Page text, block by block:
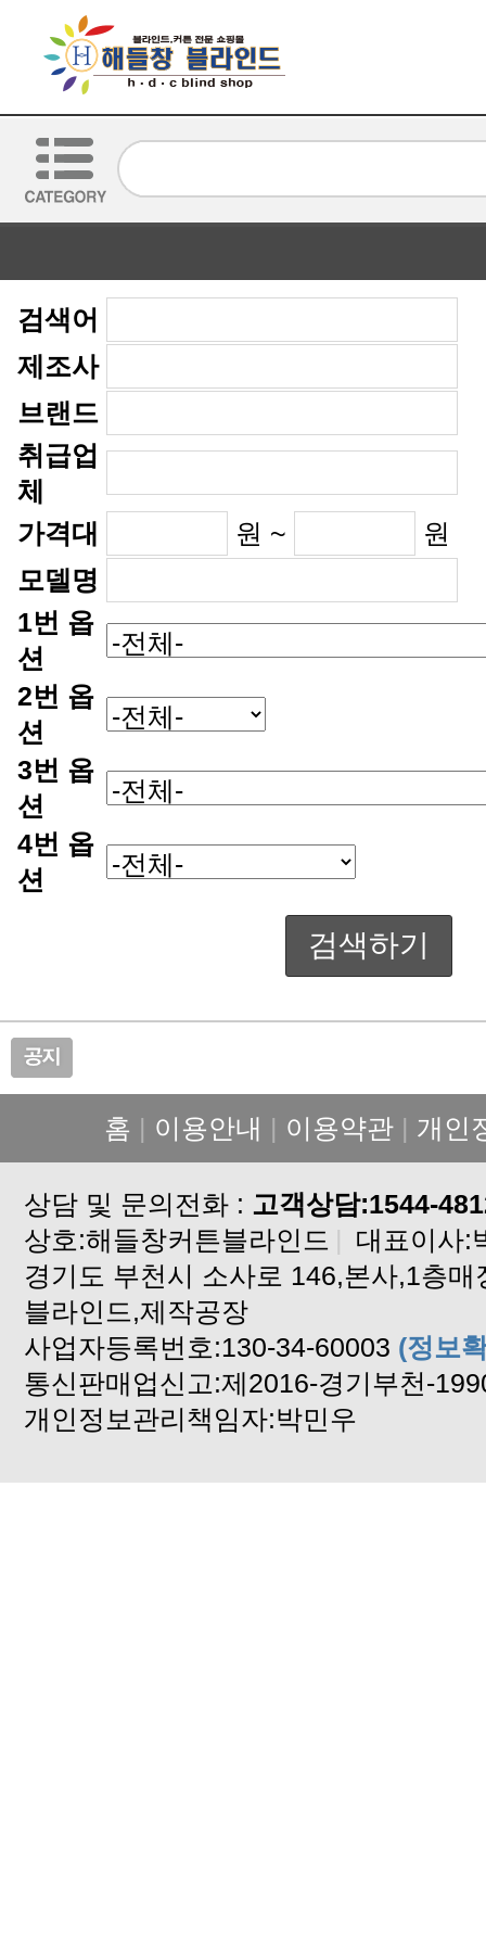
검색어
제조사
브랜드
체
가격대
원 ~
원
모델명
션
션
션
션
검색하기
홈 | 이용안내 | 이용약관 | 개인
상담 및 문의전화 : 고객상담:1544-
상호:해들창커튼블라인드 | 대표이사:
블라인드,제작공장
사업자등록번호:130-34-60003 (정보
통신판매업신고:제2016-경기부천-
개인정보관리책임자:박민우